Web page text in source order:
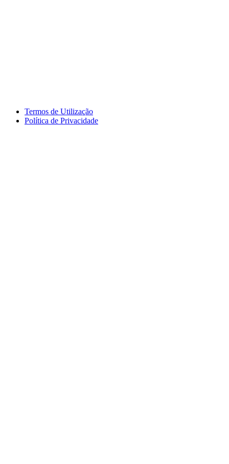
Termos de Utilização
Política de Privacidade